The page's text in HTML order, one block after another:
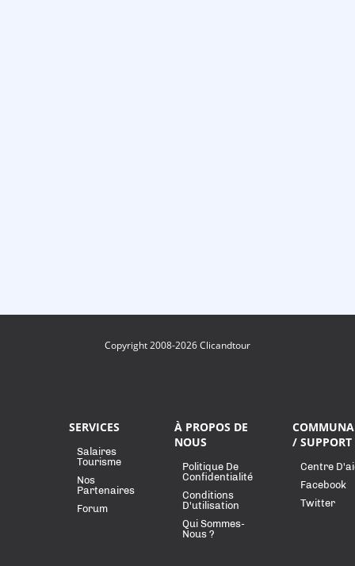
Copyright 2008-2026 Clicandtour
SERVICES
Salaires
Tourisme
Nos
Partenaires
Forum
À PROPOS DE
NOUS
Politique De
Confidentialité
Conditions
D'utilisation
Qui Sommes-
Nous ?
/ SUPPORT
Centre
Facebook
Twitter